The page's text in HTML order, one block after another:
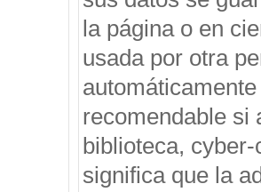
la página o en
usada por otra
recomendable si
biblioteca,
significa que la